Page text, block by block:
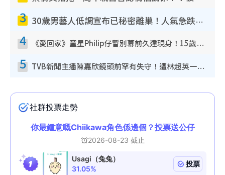
3 30歲男藝人低調宣布已秘密離巢！人氣急跌變失蹤人口︰「這幾年過得並不容易」
4 《愛回家》童星Philip仔暫別幕前久違現身！15歲近況暴風長高蛻變帥氣少男
5 TVB新聞主播陳嘉欣鏡頭前罕有失守！遭林超英一句說話突襲嚇親當場大笑